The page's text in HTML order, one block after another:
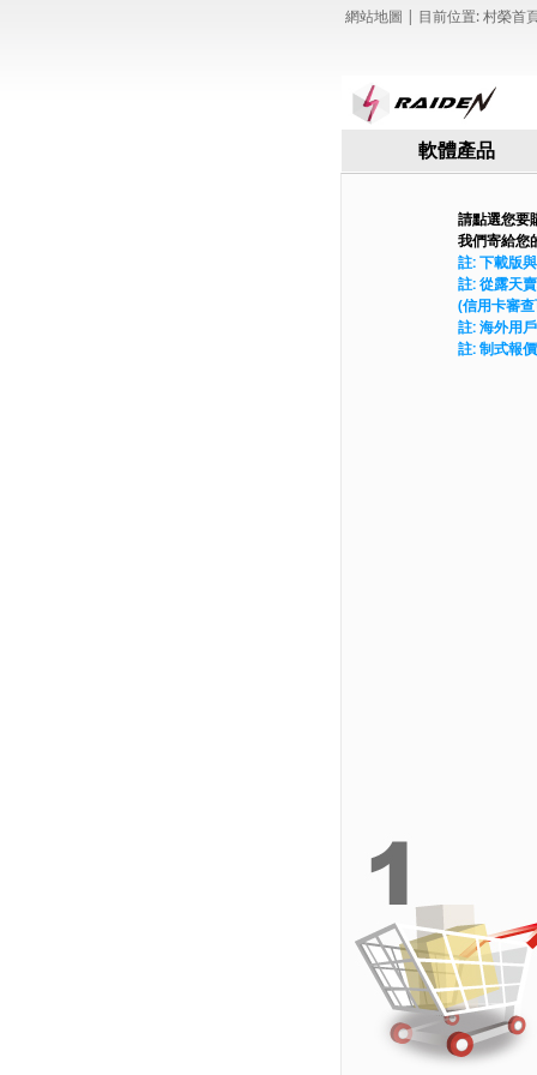
網站地圖 | 目前位置:村榮首
軟體產品
請點選您要
我們寄給您
註: 下載版
註: 從露天
(信用卡審
註: 海外用
註: 制式報